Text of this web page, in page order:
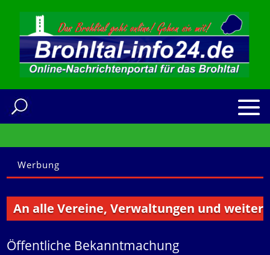
Werbung
alle Vereine, Verwaltungen und weitere
Öffentliche Bekanntmachung